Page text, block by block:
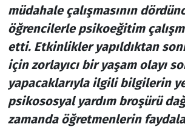
müdahale çalışmasının
öğrencilerle psikoeğitim
etti. Etkinlikler yapıldıktan
için zorlayıcı bir yaşam olayı
yapacaklarıyla ilgili bilgilerin
psikososyal yardım broşürü
zamanda öğretmenlerin